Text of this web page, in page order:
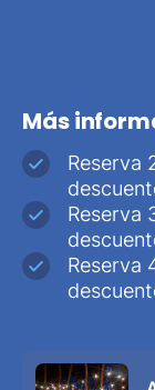
Más
Reserva
Reserva
Reserva